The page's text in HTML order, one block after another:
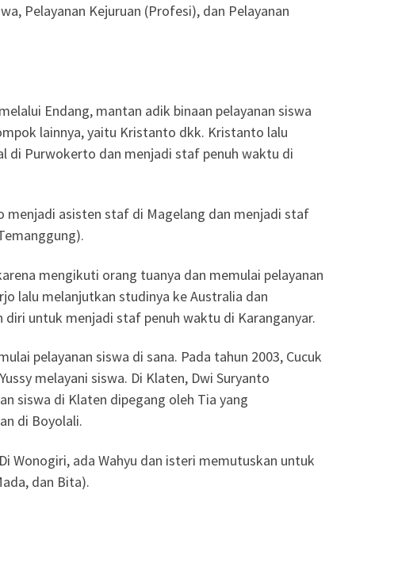
Pelayanan Kejuruan (Profesi), dan Pelayanan
Endang, mantan adik binaan pelayanan siswa
lainnya, yaitu Kristanto dkk. Kristanto lalu
di Purwokerto dan menjadi staf penuh waktu di
menjadi asisten staf di Magelang dan menjadi staf
mengikuti orang tuanya dan memulai pelayanan
lalu melanjutkan studinya ke Australia dan
diri untuk menjadi staf penuh waktu di Karanganyar.
pelayanan siswa di sana. Pada tahun 2003, Cucuk
melayani siswa. Di Klaten, Dwi Suryanto
siswa di Klaten dipegang oleh Tia yang
di Boyolali.
Wonogiri, ada Wahyu dan isteri memutuskan untuk
dan Bita).